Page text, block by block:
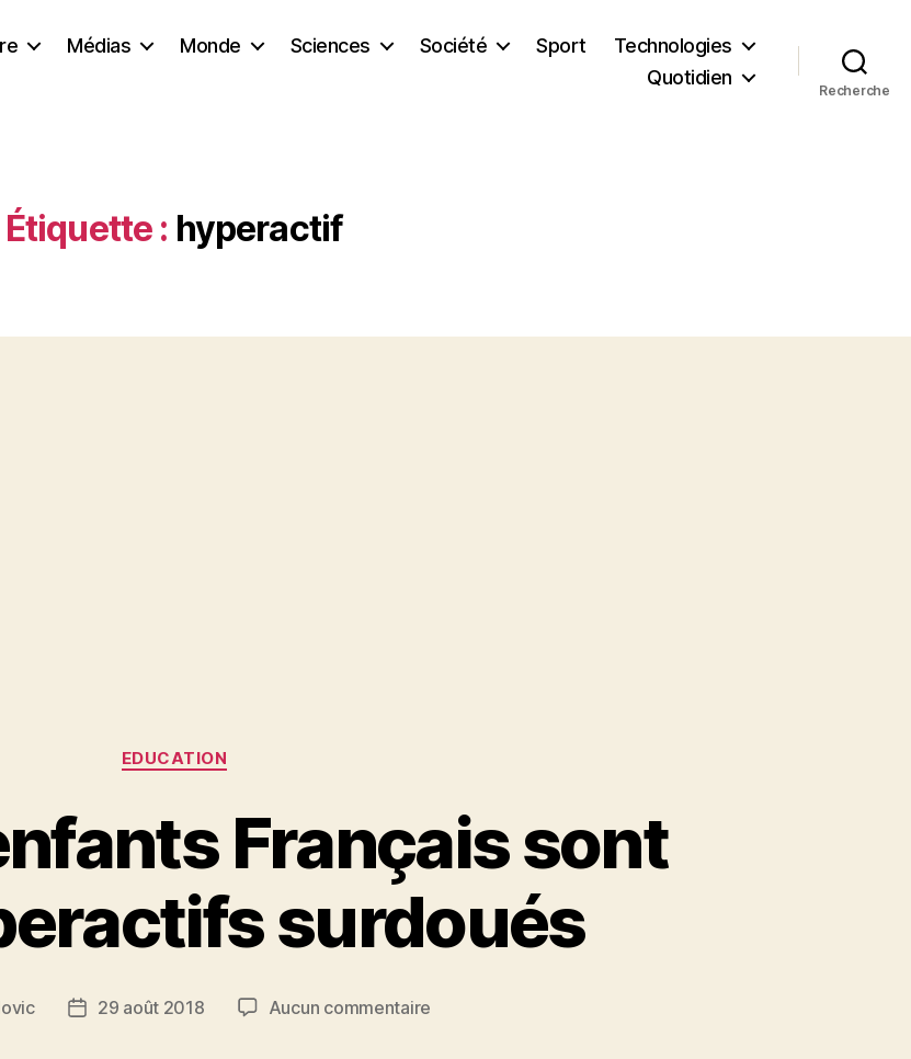
Médias Monde Sciences Société Sport
Technologies
Quotidien
Recherche
Étiquette : hyperactif
Catégories
EDUCATION
Français sont
surdoués
Date29 août 2018 Aucun commentaire